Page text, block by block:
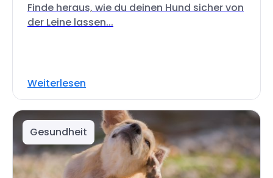
Finde heraus, wie du deinen Hund sicher von
der Leine lassen...
Weiterlesen
Gesundheit